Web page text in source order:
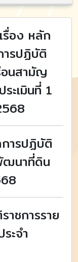
อง หลัก
ารปฏิบัติ
อนสามัญ
ะเมินที่ 1
ารปฏิบัติ
ฒนาที่ดิน
าชการราย
ะจำ